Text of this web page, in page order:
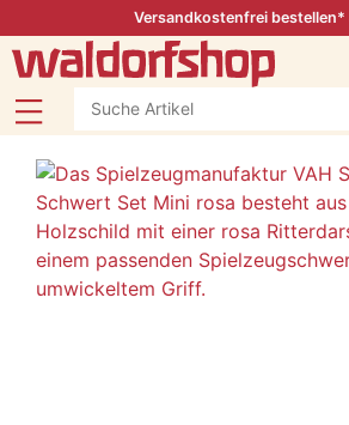
Versandkostenfrei bestellen*